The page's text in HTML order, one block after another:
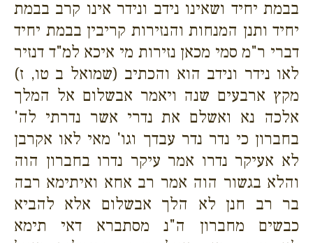
בבמת יחיד ושאינו נידב ונידר אינו קרב בבמת
יחיד ותנן המנחות והנזירות קריבין בבמת יחיד
דברי ר"מ סמי מכאן נזירות מי איכא למ"ד דנזיר
לאו נידר ונידב הוא והכתיב (שמואל ב טו, ז)
מקץ ארבעים שנה ויאמר אבשלום אל המלך
אלכה נא ואשלם את נדרי אשר נדרתי לה'
בחברון כי נדר נדר עבדך וגו' מאי לאו אקרבן
לא אעיקר נדרו אמר עיקר נדרו בחברון הוה
והלא בגשור הוה אמר רב אחא ואיתימא רבה
בר רב חנן לא הלך אבשלום אלא להביא
כבשים מחברון ה"נ מסתברא דאי תימא